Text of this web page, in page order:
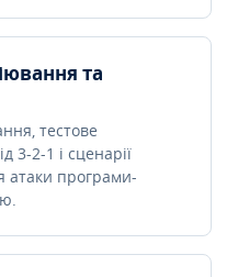
та
тестове
3-2-1 і сценарії
атаки програми-